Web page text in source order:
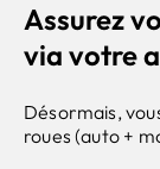
Assurez
via votre
Désormais,
roues (auto +